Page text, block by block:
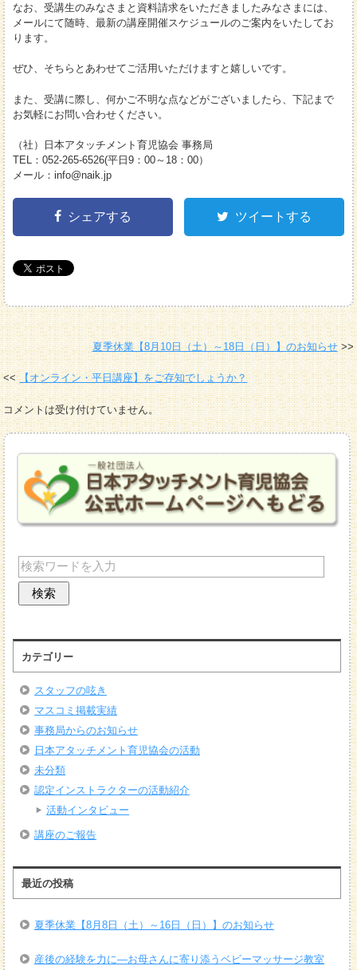
なお、受講生のみなさまと資料請求をいただきましたみなさまには、
メールにて随時、最新の講座開催スケジュールのご案内をいたしてお
ります。
ぜひ、そちらとあわせてご活用いただけますと嬉しいです。
また、受講に際し、何かご不明な点などがございましたら、下記まで
お気軽にお問い合わせください。
（社）日本アタッチメント育児協会 事務局
TEL：052-265-6526(平日9：00～18：00）
メール：info@naik.jp
シェアする ツイートする
夏季休業【8月10日（土）～18日（日）】のお知らせ
【オンライン・平日講座】をご存知でしょうか？
コメントは受け付けていません。
カテゴリー
スタッフの呟き
マスコミ掲載実績
事務局からのお知らせ
日本アタッチメント育児協会の活動
未分類
認定インストラクターの活動紹介
活動インタビュー
講座のご報告
最近の投稿
夏季休業【8月8日（土）～16日（日）】のお知らせ
産後の経験を力に―お母さんに寄り添うベビーマッサージ教室